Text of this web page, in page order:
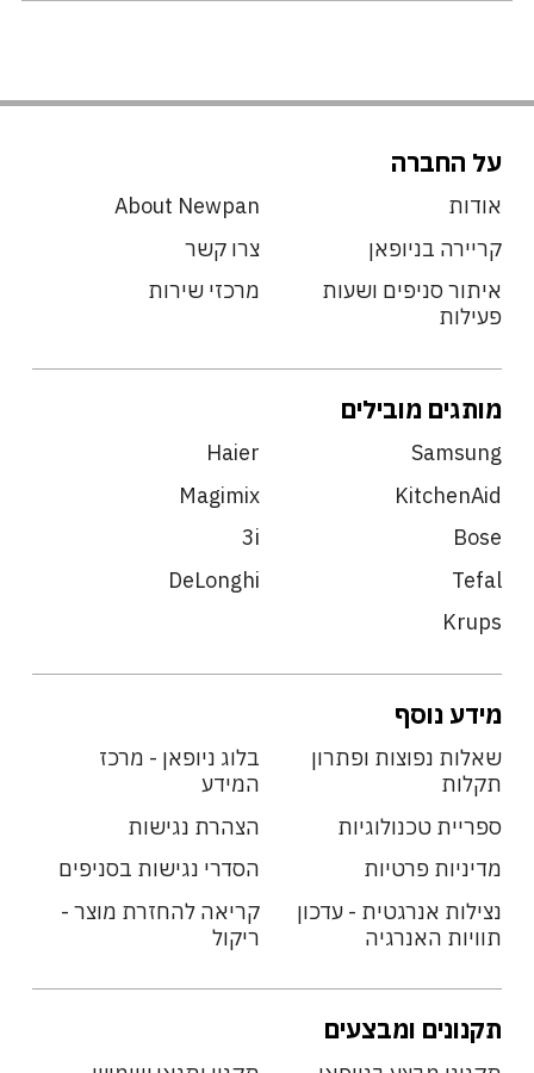
על החברה
אודות
About Newpan
קריירה בניופאן
צרו קשר
איתור סניפים ושעות
פעילות
מרכזי שירות
מותגים מובילים
Samsung
Haier
KitchenAid
Magimix
Bose
3i
Tefal
DeLonghi
Krups
מידע נוסף
שאלות נפוצות ופתרון
תקלות
בלוג ניופאן - מרכז
המידע
ספריית טכנולוגיות
הצהרת נגישות
מדיניות פרטיות
הסדרי נגישות בסניפים
נצילות אנרגטית - עדכון
תוויות האנרגיה
קריאה להחזרת מוצר -
ריקול
תקנונים ומבצעים